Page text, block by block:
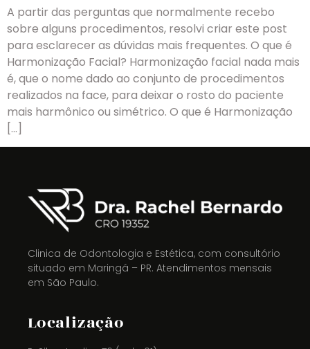
A partir das perguntas que normalmente recebo
sobre alguns procedimentos, resolvi criar este post
para esclarecer as dúvidas mais frequentes. O que é
Harmonização Facial? Harmonização facial nada mais
é, que o nome dado ao conjunto de procedimentos
realizados na face, para deixar o rosto do paciente
mais harmônico ou simétrico. O que é Harmonização
[…]
Clinica de Odontologia e Estética, com consultório
situado em Maringá – PR. Atendimentos mensais
em São Paulo.
Localização